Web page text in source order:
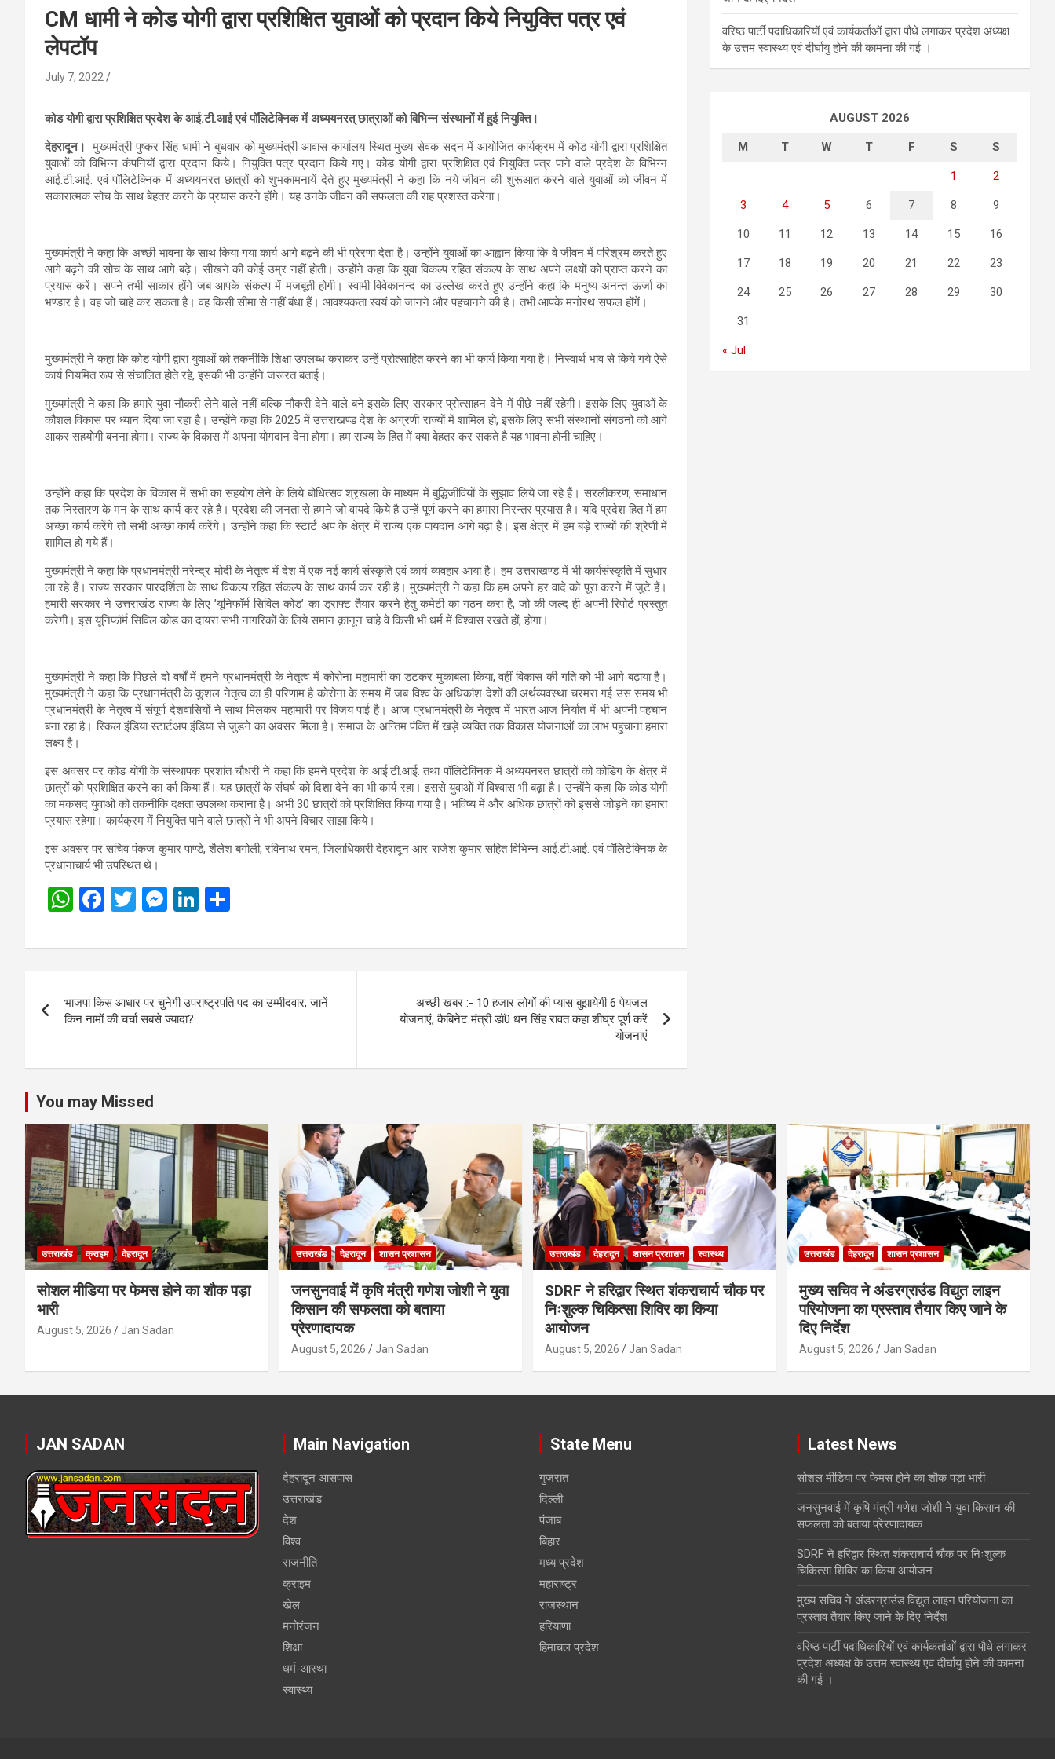
CM धामी ने कोड योगी द्वारा प्रशिक्षित युवाओं को प्रदान किये नियुक्ति पत्र एवं
लेपटॉप
July 7, 2022
कोड योगी द्वारा प्रशिक्षित प्रदेश के आई.टी.आई एवं पॉलिटेक्निक में अध्ययनरत् छात्राओं को विभिन्न संस्थानों में हुई नियुक्ति।
देहरादून। मुख्यमंत्री पुष्कर सिंह धामी ने बुधवार को मुख्यमंत्री आवास कार्यालय स्थित मुख्य सेवक सदन में आयोजित कार्यक्रम में कोड योगी द्वारा प्रशिक्षित
युवाओं को विभिन्न कंपनियों द्वारा प्रदान किये। नियुक्ति पत्र प्रदान किये गए। कोड योगी द्वारा प्रशिक्षित एवं नियुक्ति पत्र पाने वाले प्रदेश के विभिन्न
आई.टी.आई. एवं पॉलिटेक्निक में अध्ययनरत छात्रों को शुभकामनायें देते हुए मुख्यमंत्री ने कहा कि नये जीवन की शुरूआत करने वाले युवाओं को जीवन में
सकारात्मक सोच के साथ बेहतर करने के प्रयास करने होंगे। यह उनके जीवन की सफलता की राह प्रशस्त करेगा।
मुख्यमंत्री ने कहा कि अच्छी भावना के साथ किया गया कार्य आगे बढ़ने की भी प्रेरणा देता है। उन्होंने युवाओं का आह्वान किया कि वे जीवन में परिश्रम करते हुए
आगे बढ़ने की सोच के साथ आगे बढ़े। सीखने की कोई उम्र नहीं होती। उन्होंने कहा कि युवा विकल्प रहित संकल्प के साथ अपने लक्ष्यों को प्राप्त करने का
प्रयास करें। सपने तभी साकार होंगे जब आपके संकल्प में मजबूती होगी। स्वामी विवेकानन्द का उल्लेख करते हुए उन्होंने कहा कि मनुष्य अनन्त ऊर्जा का
भण्डार है। वह जो चाहे कर सकता है। वह किसी सीमा से नहीं बंधा हैं। आवश्यकता स्वयं को जानने और पहचानने की है। तभी आपके मनोरथ सफल होंगें।
मुख्यमंत्री ने कहा कि कोड योगी द्वारा युवाओं को तकनीकि शिक्षा उपलब्ध कराकर उन्हें प्रोत्साहित करने का भी कार्य किया गया है। निस्वार्थ भाव से किये गये ऐसे
कार्य नियमित रूप से संचालित होते रहे, इसकी भी उन्होंने जरूरत बताई।
मुख्यमंत्री ने कहा कि हमारे युवा नौकरी लेने वाले नहीं बल्कि नौकरी देने वाले बने इसके लिए सरकार प्रोत्साहन देने में पीछे नहीं रहेगी। इसके लिए युवाओं के
कौशल विकास पर ध्यान दिया जा रहा है। उन्होंने कहा कि 2025 में उत्तराखण्ड देश के अग्रणी राज्यों में शामिल हो, इसके लिए सभी संस्थानों संगठनों को आगे
आकर सहयोगी बनना होगा। राज्य के विकास में अपना योगदान देना होगा। हम राज्य के हित में क्या बेहतर कर सकते है यह भावना होनी चाहिए।
उन्होंने कहा कि प्रदेश के विकास में सभी का सहयोग लेने के लिये बोधित्सव श्रृखंला के माध्यम में बुद्धिजीवियों के सुझाव लिये जा रहे हैं। सरलीकरण, समाधान
तक निस्तारण के मन के साथ कार्य कर रहे है। प्रदेश की जनता से हमने जो वायदे किये है उन्हें पूर्ण करने का हमारा निरन्तर प्रयास है। यदि प्रदेश हित में हम
अच्छा कार्य करेंगे तो सभी अच्छा कार्य करेंगे। उन्होंने कहा कि स्टार्ट अप के क्षेत्र में राज्य एक पायदान आगे बढ़ा है। इस क्षेत्र में हम बड़े राज्यों की श्रेणी में
शामिल हो गये हैं।
मुख्यमंत्री ने कहा कि प्रधानमंत्री नरेन्द्र मोदी के नेतृत्व में देश में एक नई कार्य संस्कृति एवं कार्य व्यवहार आया है। हम उत्तराखण्ड में भी कार्यसंस्कृति में सुधार
ला रहे हैं। राज्य सरकार पारदर्शिता के साथ विकल्प रहित संकल्प के साथ कार्य कर रही है। मुख्यमंत्री ने कहा कि हम अपने हर वादे को पूरा करने में जुटे हैं।
हमारी सरकार ने उत्तराखंड राज्य के लिए ’यूनिफॉर्म सिविल कोड’ का ड्राफ्ट तैयार करने हेतु कमेटी का गठन करा है, जो की जल्द ही अपनी रिपोर्ट प्रस्तुत
करेगी। इस यूनिफॉर्म सिविल कोड का दायरा सभी नागरिकों के लिये समान क़ानून चाहे वे किसी भी धर्म में विश्वास रखते हों, होगा।
मुख्यमंत्री ने कहा कि पिछले दो वर्षों में हमने प्रधानमंत्री के नेतृत्व में कोरोना महामारी का डटकर मुकाबला किया, वहीं विकास की गति को भी आगे बढ़ाया है।
मुख्यमंत्री ने कहा कि प्रधानमंत्री के कुशल नेतृत्व का ही परिणाम है कोरोना के समय में जब विश्व के अधिकांश देशों की अर्थव्यवस्था चरमरा गई उस समय भी
प्रधानमंत्री के नेतृत्व में संपूर्ण देशवासियों ने साथ मिलकर महामारी पर विजय पाई है। आज प्रधानमंत्री के नेतृत्व में भारत आज निर्यात में भी अपनी पहचान
बना रहा है। स्किल इंडिया स्टार्टअप इंडिया से जुडने का अवसर मिला है। समाज के अन्तिम पंक्ति में खड़े व्यक्ति तक विकास योजनाओं का लाभ पहुचाना हमारा
लक्ष्य है।
इस अवसर पर कोड योगी के संस्थापक प्रशांत चौधरी ने कहा कि हमने प्रदेश के आई.टी.आई. तथा पॉलिटेक्निक में अध्ययनरत छात्रों को कोडिंग के क्षेत्र में
छात्रों को प्रशिक्षित करने का र्का किया हैं। यह छात्रों के संघर्ष को दिशा देने का भी कार्य रहा। इससे युवाओं में विश्वास भी बढ़ा है। उन्होंने कहा कि कोड योगी
का मकसद युवाओं को तकनीकि दक्षता उपलब्ध कराना है। अभी 30 छात्रों को प्रशिक्षित किया गया है। भविष्य में और अधिक छात्रों को इससे जोड़ने का हमारा
प्रयास रहेगा। कार्यक्रम में नियुक्ति पाने वाले छात्रों ने भी अपने विचार साझा किये।
इस अवसर पर सचिव पंकज कुमार पाण्डे, शैलेश बगोली, रविनाथ रमन, जिलाधिकारी देहरादून आर राजेश कुमार सहित विभिन्न आई.टी.आई. एवं पॉलिटेक्निक के
प्रधानाचार्य भी उपस्थित थे।
W
at
A
p
F
ce
o
o
T
tt
M
se
g
er
Li
ke
n
ar
navigation
भाजपा किस आधार पर चुनेगी उपराष्ट्रपति पद का उम्मीदवार, जानें
किन नामों की चर्चा सबसे ज्यादा?
अच्छी खबर :- 10 हजार लोगों की प्यास बुझायेगी 6 पेयजल
योजनाएं, कैबिनेट मंत्री डॉ0 धन सिंह रावत कहा शीघ्र पूर्ण करें
योजनाएं
वरिष्ठ पार्टी पदाधिकारियों एवं कार्यकर्ताओं द्वारा पौधे लगाकर प्रदेश अध्यक्ष
के उत्तम स्वास्थ्य एवं दीर्घायु होने की कामना की गई ।
AUGUST 2026
M T W T F S S
1 2
3 4 5 6 7 8 9
10 11 12 13 14 15 16
17 18 19 20 21 22 23
24 25 26 27 28 29 30
31
« Jul
You may Missed
उत्तराखंड क्राइम देहरादून
सोशल मीडिया पर फेमस होने का शौक पड़ा
भारी
August 5, 2026 Jan Sadan
उत्तराखंड देहरादून शासन प्रशासन
जनसुनवाई में कृषि मंत्री गणेश जोशी ने युवा
किसान की सफलता को बताया
प्रेरणादायक
August 5, 2026 Jan Sadan
उत्तराखंड देहरादून शासन प्रशासन स्वास्थ्य
SDRF ने हरिद्वार स्थित शंकराचार्य चौक पर
निःशुल्क चिकित्सा शिविर का किया
आयोजन
August 5, 2026 Jan Sadan
उत्तराखंड देहरादून शासन प्रशासन
मुख्य सचिव ने अंडरग्राउंड विद्युत लाइन
परियोजना का प्रस्ताव तैयार किए जाने के
दिए निर्देश
August 5, 2026 Jan Sadan
JAN SADAN Main Navigation
देहरादून आसपास
उत्तराखंड
देश
विश्व
राजनीति
क्राइम
खेल
मनोरंजन
शिक्षा
धर्म-आस्था
स्वास्थ्य
State Menu
गुजरात
दिल्ली
पंजाब
बिहार
मध्य प्रदेश
महाराष्ट्र
राजस्थान
हरियाणा
हिमाचल प्रदेश
Latest News
सोशल मीडिया पर फेमस होने का शौक पड़ा भारी
जनसुनवाई में कृषि मंत्री गणेश जोशी ने युवा किसान की
सफलता को बताया प्रेरणादायक
SDRF ने हरिद्वार स्थित शंकराचार्य चौक पर निःशुल्क
चिकित्सा शिविर का किया आयोजन
मुख्य सचिव ने अंडरग्राउंड विद्युत लाइन परियोजना का
प्रस्ताव तैयार किए जाने के दिए निर्देश
वरिष्ठ पार्टी पदाधिकारियों एवं कार्यकर्ताओं द्वारा पौधे लगाकर
प्रदेश अध्यक्ष के उत्तम स्वास्थ्य एवं दीर्घायु होने की कामना
की गई ।